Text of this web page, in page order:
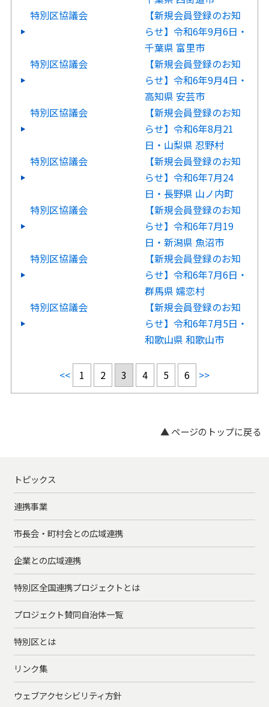
特別区協議会
【新規会員登録のお知
らせ】令和6年9月6日・
千葉県 富里市
特別区協議会
【新規会員登録のお知
らせ】令和6年9月4日・
高知県 安芸市
特別区協議会
【新規会員登録のお知
らせ】令和6年8月21
日・山梨県 忍野村
特別区協議会
【新規会員登録のお知
らせ】令和6年7月24
日・長野県 山ノ内町
特別区協議会
【新規会員登録のお知
らせ】令和6年7月19
日・新潟県 魚沼市
特別区協議会
【新規会員登録のお知
らせ】令和6年7月6日・
群馬県 嬬恋村
特別区協議会
【新規会員登録のお知
らせ】令和6年7月5日・
和歌山県 和歌山市
<< 1 2 3 4 5 6 >>
▲ ページのトップに戻る
トピックス
連携事業
市長会・町村会との広域連携
企業との広域連携
特別区全国連携プロジェクトとは
プロジェクト賛同自治体一覧
特別区とは
リンク集
ウェブアクセシビリティ方針